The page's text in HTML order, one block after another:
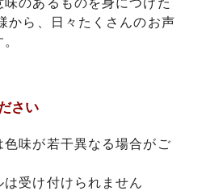
ら、日々たくさんのお声
さい
味が若干異なる場合がご
受け付けられません